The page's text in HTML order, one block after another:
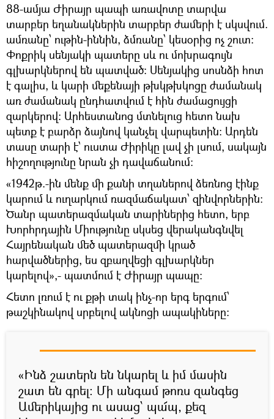
88-ամյա Ժիրայր պապի առավոտը տարվա
տարբեր եղանակներին տարբեր ժամերի է սկսվում.
ամռանը՝ ութին-իննին, ձմռանը՝ կեսօրից ոչ շուտ:
Փոքրիկ սենյակի պատերը սև ու մոխրագույն
գլխարկներով են պատված: Սենյակից սոսնձի հոտ
է գալիս, և կարի մեքենայի թխկթխկոցը ժամանակ
առ ժամանակ ընդհատվում է հին ժամացույցի
զարկերով: Արհեստանոց մտնելուց հետո նախ
պետք է բարձր ձայնով կանչել վարպետին: Արդեն
տասը տարի է՝ ուստա Ժիրիկը լավ չի լսում, սակայն
հիշողությունը նրան չի դավաճանում:
«1942թ.-ին մենք մի քանի տղաներով ձեռնոց էինք
կարում և ուղարկում ռազմաճակատ՝ զինվորներին:
Ծանր պատերազմական տարիներից հետո, երբ
Խորհրդային Միությունը սկսեց վերականգնվել
Հայրենական մեծ պատերազմի կրած
հարվածներից, ես զբաղվեցի գլխարկներ
կարելով»,- պատմում է Ժիրայր պապը:
Հետո լռում է ու քթի տակ ինչ-որ երգ երգում՝
թաշկինակով սրբելով ակնոցի ապակիները:
«Ինձ շատերն են նկարել և իմ մասին
շատ են գրել: Մի անգամ թոռս զանգեց
Ամերիկայից ու ասաց՝ պա՜պ, քեզ